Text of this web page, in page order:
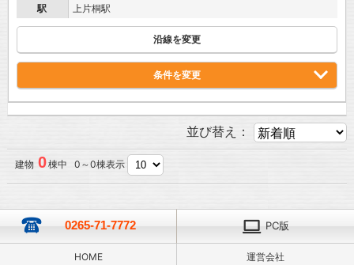
駅 上片桐駅
沿線を変更
条件を変更
並び替え：
建物 0棟中 0～0棟表示
0265-71-7772 PC版
HOME 運営会社